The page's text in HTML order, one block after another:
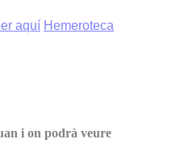
aquí Hemeroteca
i on podrà veure